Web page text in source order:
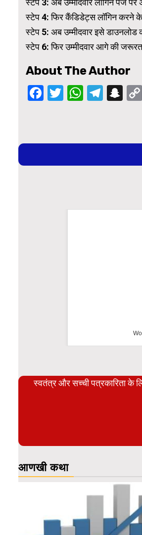
स्टेप 4: फिर कैंडिडेट्स लॉगिन करने के
स्टेप 5: अब उम्मीदवार इसे डाउनलोड
स्टेप 6: फिर उम्मीदवार आगे की
About The Author
Facebook
Twitter
Reading
स्वतंत्र और सच्ची पत्रकारिता के
आणखी कथा